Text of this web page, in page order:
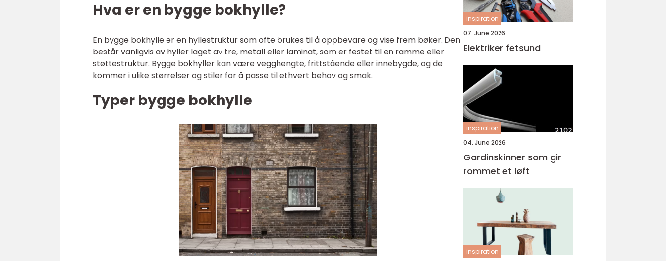
Hva er en bygge bokhylle?
En bygge bokhylle er en hyllestruktur som ofte brukes til å oppbevare og vise frem bøker. Den
består vanligvis av hyller laget av tre, metall eller laminat, som er festet til en ramme eller
støttestruktur. Bygge bokhyller kan være vegghengte, frittstående eller innebygde, og de
kommer i ulike størrelser og stiler for å passe til ethvert behov og smak.
Typer bygge bokhylle
inspiration
07. June 2026
Elektriker fetsund
inspiration
04. June 2026
Gardinskinner som gir
rommet et løft
inspiration